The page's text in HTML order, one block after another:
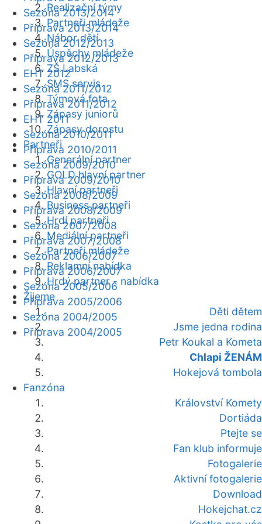
Realizační týmy
Partneři mládeže
Nábor dětí
Úspěchy mládeže
ZŠ Labská
SMS servis
Týmová fota
Zápasy juniorů
Zápasy dorostu
Partneři
Generální partner
GOLD hlavní partner
Hlavní partneři
Business partneři
Hrdí partneři
Mediální partneři
Partneři mládeže
Reklamní nabídka
Hrdý partner - nabídka
Žijeme
Děti dětem
Jsme jedna rodina
Petr Koukal a Kometa
Chlapi ŽENÁM
Hokejová tombola
Fanzóna
Království Komety
Dortiáda
Ptejte se
Fan klub informuje
Fotogalerie
Aktivní fotogalerie
Download
Hokejchat.cz
Sezóna 2013/2014
Příprava 2013/2014
Sezóna 2012/2013
Příprava 2012/2013
EHT 2012
Sezóna 2011/2012
Příprava 2011/2012
EHT 2011
Sezóna 2010/2011
Příprava 2010/2011
Sezóna 2009/2010
Příprava 2009/2010
Sezóna 2008/2009
Příprava 2008/2009
Sezóna 2007/2008
Příprava 2007/2008
Sezóna 2006/2007
Příprava 2006/2007
Sezóna 2005/2006
Příprava 2005/2006
Sezóna 2004/2005
Příprava 2004/2005